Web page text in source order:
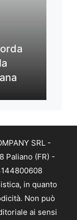
SRL -
Paliano (FR) -
in quanto
Non può
ai sensi